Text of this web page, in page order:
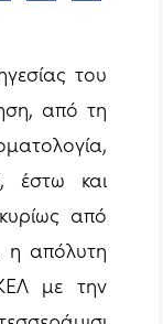
του
από τη
έστω και
από
η απόλυτη
με την